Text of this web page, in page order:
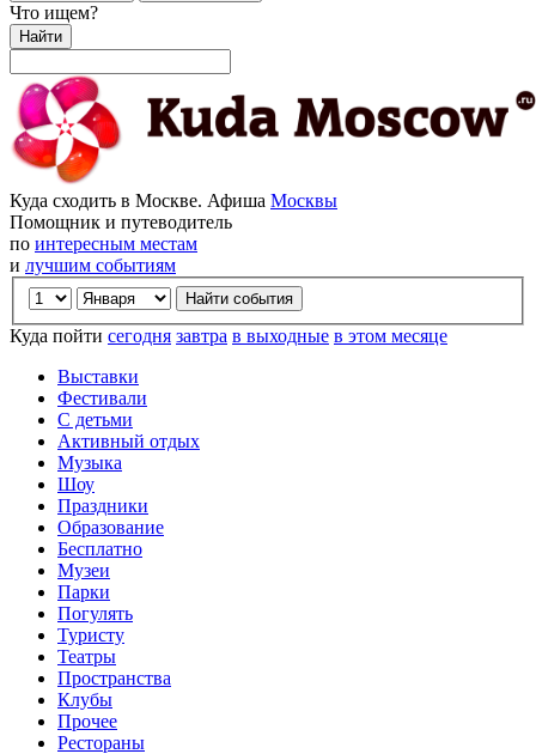
Что ищем?
Найти
Куда сходить в Москве. Афиша Москвы
Помощник и путеводитель
по интересным местам
и лучшим событиям
Куда пойти сегодня завтра в выходные в этом месяце
Выставки
Фестивали
С детьми
Активный отдых
Музыка
Шоу
Праздники
Образование
Бесплатно
Музеи
Парки
Погулять
Туристу
Театры
Пространства
Клубы
Прочее
Рестораны